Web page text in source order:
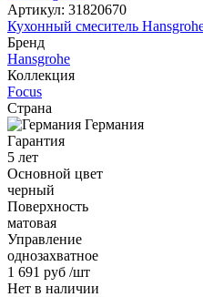
Артикул: 31820670
Кухонный смеситель
Бренд
Hansgrohe
Коллекция
Focus
Страна
Германия
Гарантия
5 лет
Основной цвет
черный
Поверхность
матовая
Управление
однозахватное
1 691 руб /шт
Нет в наличии